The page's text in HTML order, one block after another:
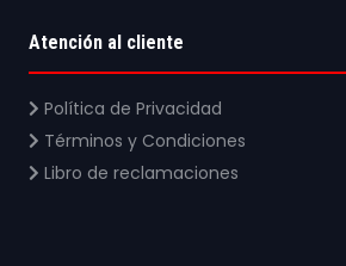
Atención al cliente
Política de Privacidad
Términos y Condiciones
Libro de reclamaciones